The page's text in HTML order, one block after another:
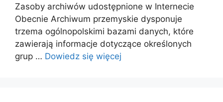
Zasoby archiwów udostępnione w Internecie
Obecnie Archiwum przemyskie dysponuje
trzema ogólnopolskimi bazami danych, które
zawierają informacje dotyczące określonych
grup … Dowiedz się więcej